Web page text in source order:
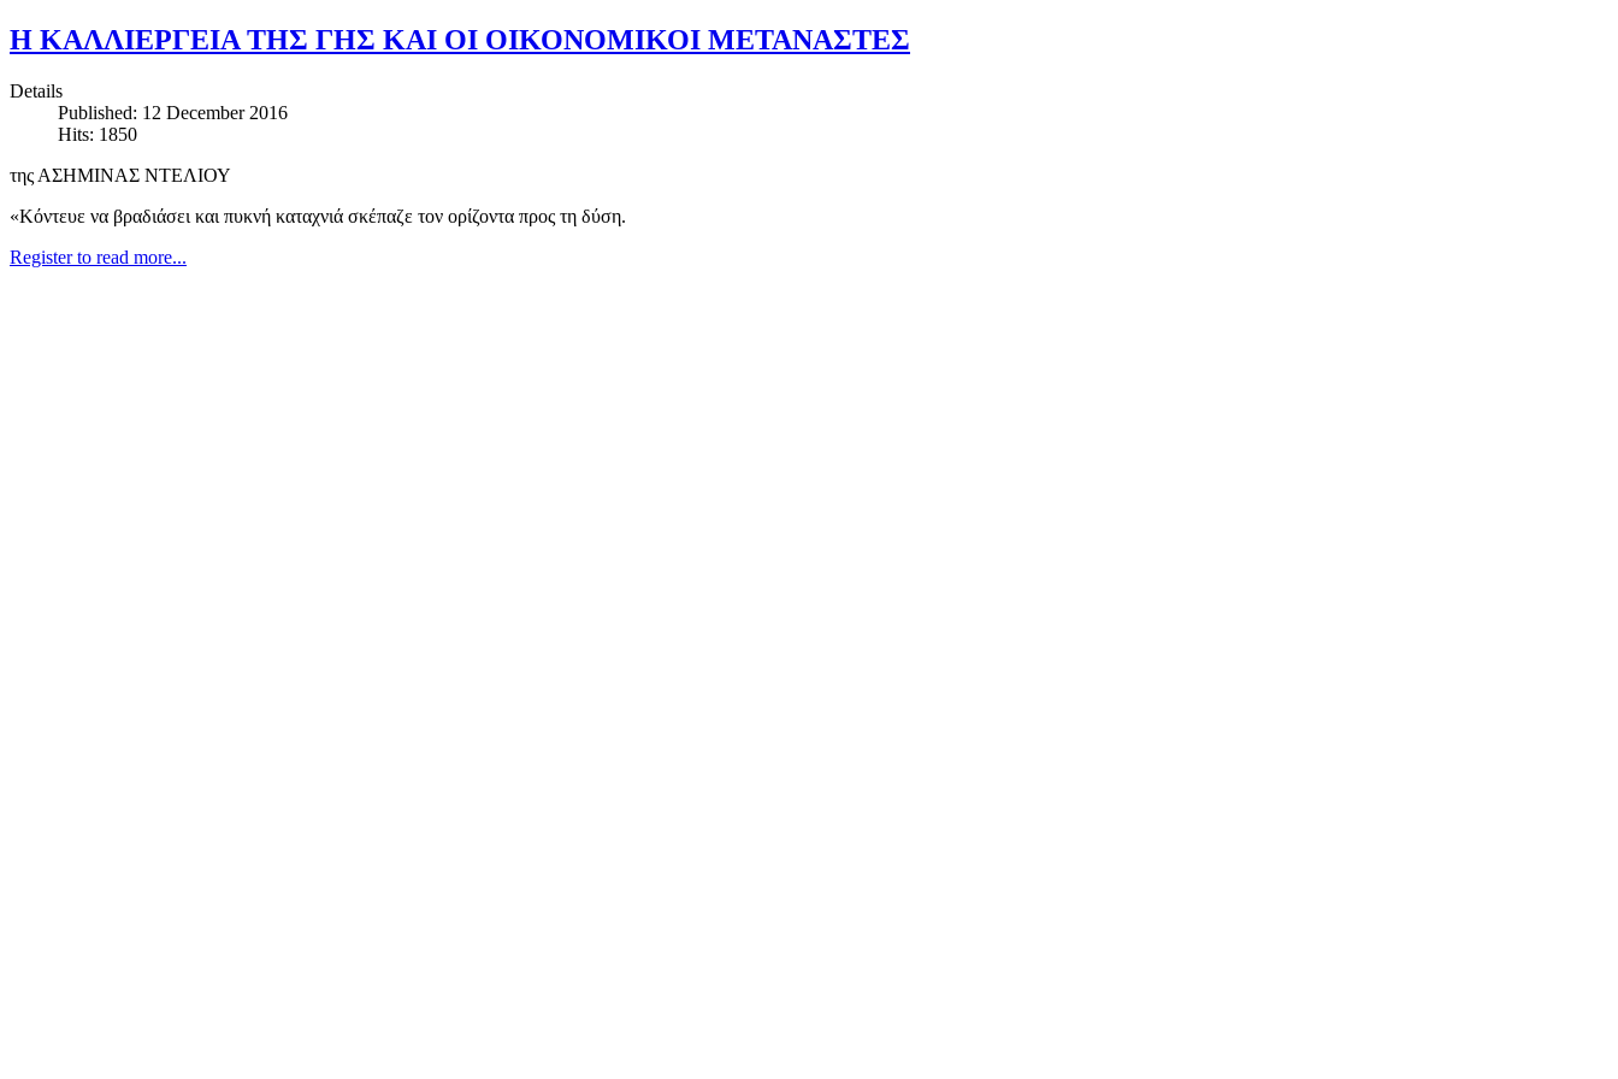
Η ΚΑΛΛΙΕΡΓΕΙΑ ΤΗΣ ΓΗΣ ΚΑΙ ΟΙ ΟΙΚΟΝΟΜΙΚΟΙ ΜΕΤΑΝΑΣΤΕΣ
Details
Published: 12 December 2016
Hits: 1850
της ΑΣΗΜΙΝΑΣ ΝΤΕΛΙΟΥ
«Κόντευε να βραδιάσει και πυκνή καταχνιά σκέπαζε τον ορίζοντα προς τη δύση.
Register to read more...